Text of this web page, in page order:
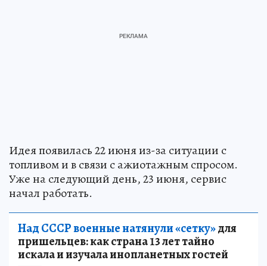
Идея появилась 22 июня из-за ситуации с
топливом и в связи с ажиотажным спросом.
Уже на следующий день, 23 июня, сервис
начал работать.
Над СССР военные натянули «сетку»для
пришельцев: как страна 13 лет тайно
искала и изучала инопланетных гостей